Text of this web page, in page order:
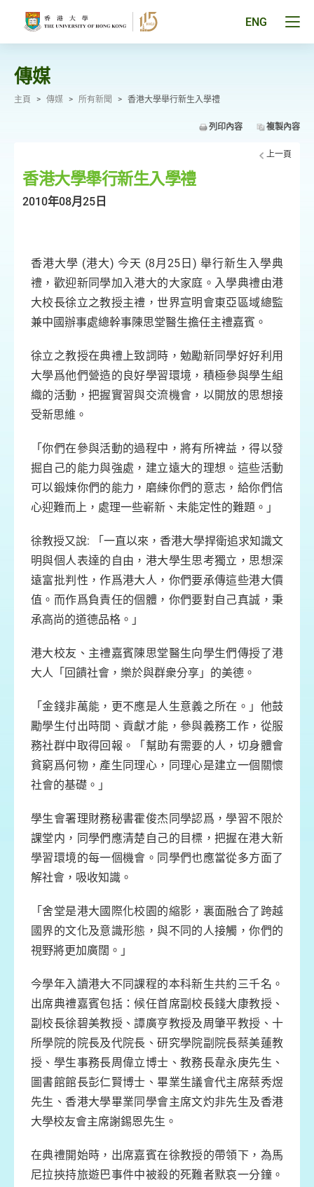
ENG
傳媒
主頁 > 傳媒 > 所有新聞 > 香港大學舉行新生入學禮
列印內容 複製內容
上一頁
香港大學舉行新生入學禮
2010年08月25日
香港大學 (港大) 今天 (8月25日) 舉行新生入學典
禮，歡迎新同學加入港大的大家庭。入學典禮由港
大校長徐立之教授主禮，世界宣明會東亞區域總監
兼中國辦事處總幹事陳思堂醫生擔任主禮嘉賓。
徐立之教授在典禮上致詞時，勉勵新同學好好利用
大學爲他們營造的良好學習環境，積極參與學生組
織的活動，把握實習與交流機會，以開放的思想接
受新思維。
「你們在參與活動的過程中，將有所裨益，得以發
掘自己的能力與強處，建立遠大的理想。這些活動
可以鍛煉你們的能力，磨練你們的意志，給你們信
心迎難而上，處理一些嶄新、未能定性的難題。」
徐教授又說: 「一直以來，香港大學捍衛追求知識文
明與個人表達的自由，港大學生思考獨立，思想深
遠富批判性，作爲港大人，你們要承傳這些港大價
值。而作爲負責任的個體，你們要對自己真誠，秉
承高尚的道德品格。」
港大校友、主禮嘉賓陳思堂醫生向學生們傳授了港
大人「回饋社會，樂於與群衆分享」的美德。
「金錢非萬能，更不應是人生意義之所在。」他鼓
勵學生付出時間、貢獻才能，參與義務工作，從服
務社群中取得回報。「幫助有需要的人，切身體會
貧窮爲何物，產生同理心，同理心是建立一個關懷
社會的基礎。」
學生會署理財務秘書霍俊杰同學認爲，學習不限於
課堂内，同學們應清楚自己的目標，把握在港大新
學習環境的每一個機會。同學們也應當從多方面了
解社會，吸收知識。
「舍堂是港大國際化校園的縮影，裏面融合了跨越
國界的文化及意識形態，與不同的人接觸，你們的
視野將更加廣闊。」
今學年入讀港大不同課程的本科新生共約三千名。
出席典禮嘉賓包括：候任首席副校長錢大康教授、
副校長徐碧美教授、譚廣亨教授及周肇平教授、十
所學院的院長及代院長、研究學院副院長蔡美蓮教
授、學生事務長周偉立博士、教務長韋永庚先生、
圖書館館長彭仁賢博士、畢業生議會代主席蔡秀煜
先生、香港大學畢業同學會主席文灼非先生及香港
大學校友會主席謝錫恩先生。
在典禮開始時，出席嘉賓在徐教授的帶領下，為馬
尼拉挾持旅遊巴事件中被殺的死難者默哀一分鐘。